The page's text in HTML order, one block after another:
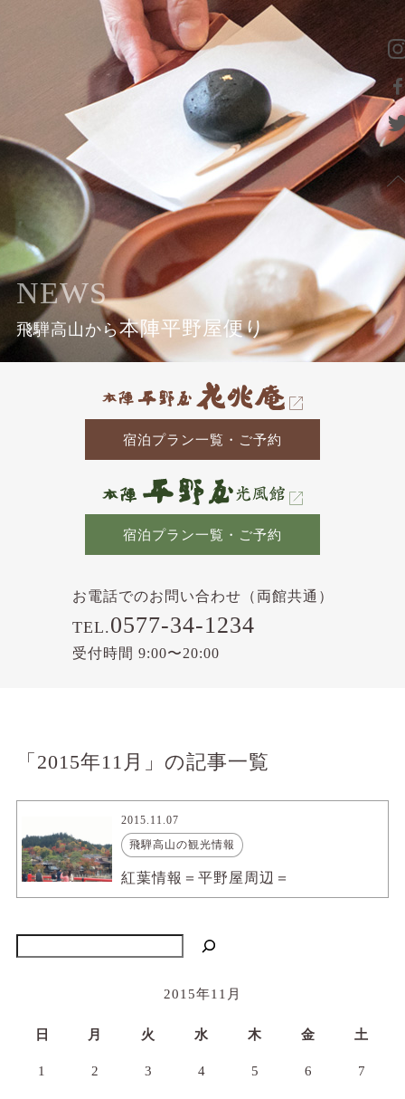
NEWS
飛騨高山から本陣平野屋便り
宿泊プラン一覧・ご予約
宿泊プラン一覧・ご予約
お電話でのお問い合わせ（両館共通）
TEL.0577-34-1234
受付時間 9:00〜20:00
「2015年11月」の記事一覧
2015.11.07
飛騨高山の観光情報
紅葉情報＝平野屋周辺＝
2015年11月
日 月 火 水 木 金 土
1 2 3 4 5 6 7